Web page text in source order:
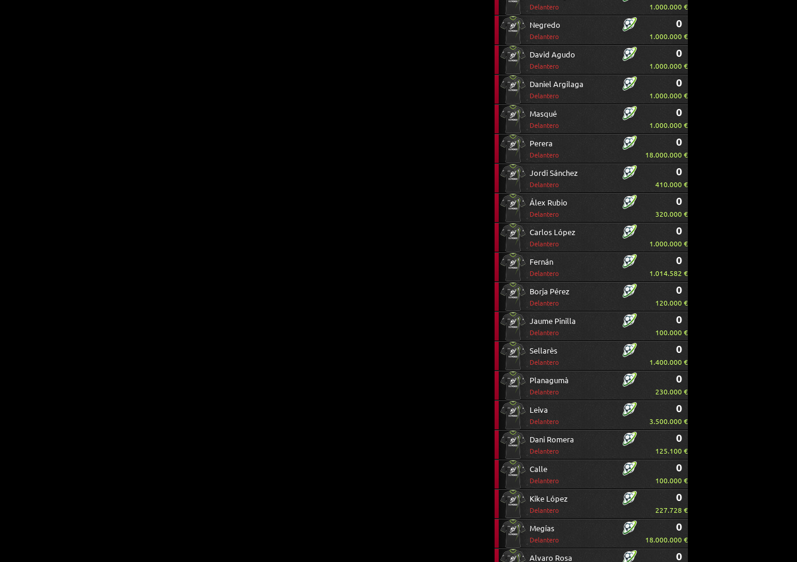
Delantero 1.000.000 €
Negredo
Delantero
0
1.000.000 €
David Agudo
Delantero
0
1.000.000 €
Daniel Argilaga
Delantero
0
1.000.000 €
Masqué
Delantero
0
1.000.000 €
Perera
Delantero
0
18.000.000 €
Jordi Sánchez
Delantero
0
410.000 €
Álex Rubio
Delantero
0
320.000 €
Carlos López
Delantero
0
1.000.000 €
Fernán
Delantero
0
1.014.582 €
Borja Pérez
Delantero
0
120.000 €
Jaume Pinilla
Delantero
0
100.000 €
Sellarès
Delantero
0
1.400.000 €
Planagumà
Delantero
0
230.000 €
Leiva
Delantero
0
3.500.000 €
Dani Romera
Delantero
0
125.100 €
Calle
Delantero
0
100.000 €
Kike López
Delantero
0
227.728 €
Megías
Delantero
0
18.000.000 €
Alvaro Rosa 0